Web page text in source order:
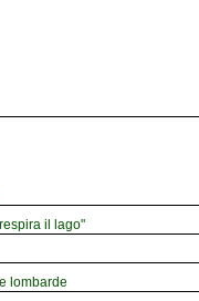
il lago"
lombarde